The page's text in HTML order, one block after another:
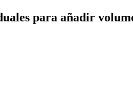
para añadir